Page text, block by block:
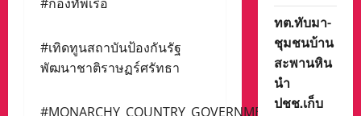
#เทิดทูนสถาบันป้องกันรัฐ
พัฒนาชาติราษฏร์ศรัทธา
#MONARCHY_COUNTRY_GOVERNMENT_PEOPLE
ทต.ทับมา-
ชุมชนบ้าน
สะพานหิน
นำ
ปชช.เก็บ